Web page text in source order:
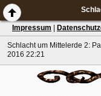
Impressum
Schlacht um Mittelerde 2:
2016 22:21